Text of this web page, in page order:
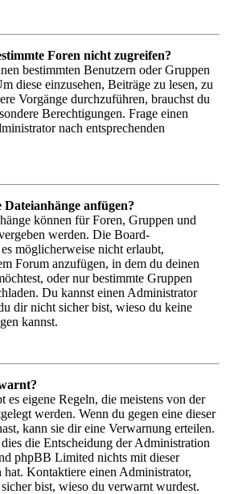
Foren nicht zugreifen?
bestimmten Benutzern oder Gruppen
diese einzusehen, Beiträge zu lesen, zu
Vorgänge durchzuführen, brauchst du
Berechtigungen. Frage einen
nach entsprechenden
anfügen?
können für Foren, Gruppen und
werden. Die Board-
möglicherweise nicht erlaubt,
Forum anzufügen, in dem du deinen
oder nur bestimmte Gruppen
Du kannst einen Administrator
dir nicht sicher bist, wieso du keine
kannst.
es eigene Regeln, die meistens von der
werden. Wenn du gegen eine dieser
kann sie dir eine Verwarnung erteilen.
die Entscheidung der Administration
phpBB Limited nichts mit dieser
Kontaktiere einen Administrator,
bist, wieso du verwarnt wurdest.